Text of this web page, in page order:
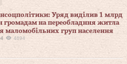
Уряд виділив 1 млрд
громадам на переобладння житла
маломобільних груп населення
4694